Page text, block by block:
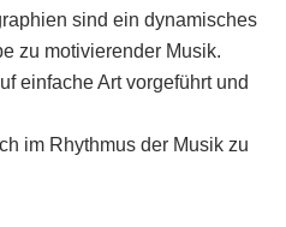
sind ein dynamisches
zu motivierender Musik.
einfache Art vorgeführt und
im Rhythmus der Musik zu